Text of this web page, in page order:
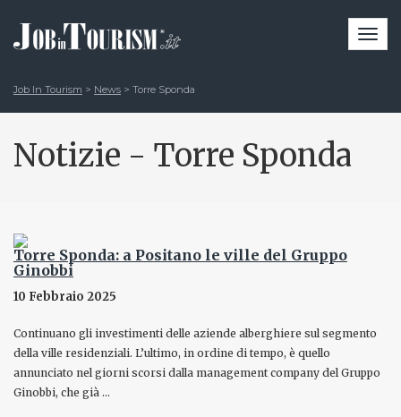
Job In Tourism > News > Torre Sponda
Notizie - Torre Sponda
Torre Sponda: a Positano le ville del Gruppo
Ginobbi
10 Febbraio 2025
Continuano gli investimenti delle aziende alberghiere sul segmento
della ville residenziali. L’ultimo, in ordine di tempo, è quello
annunciato nel giorni scorsi dalla management company del Gruppo
Ginobbi, che già …